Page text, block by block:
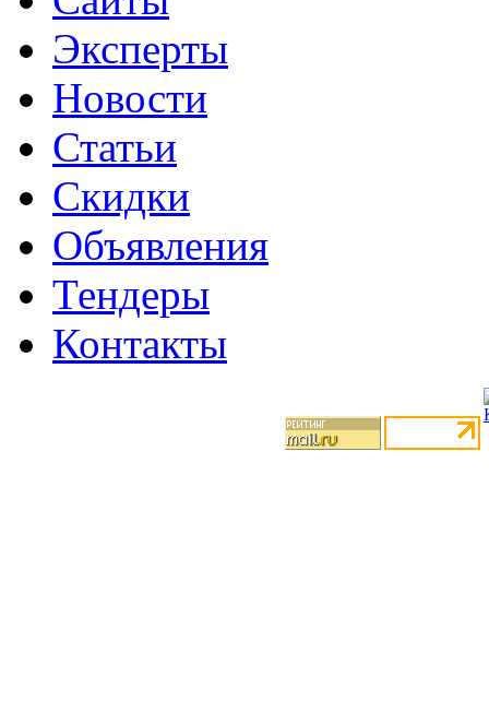
Эксперты
Новости
Статьи
Скидки
Объявления
Тендеры
Контакты